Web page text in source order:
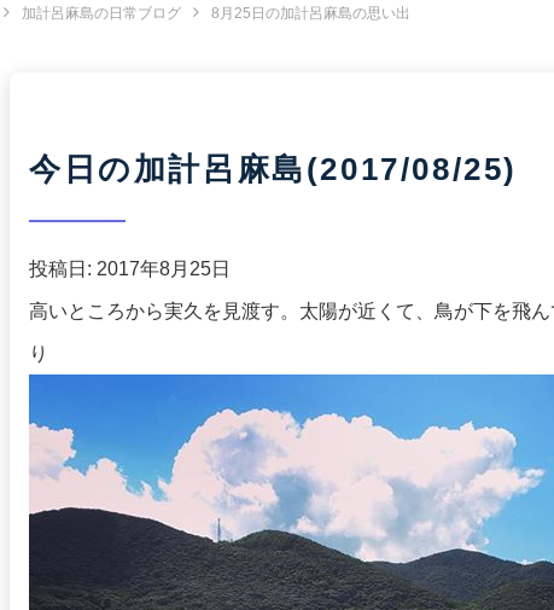
加計呂麻島の日常ブログ 8月25日の加計呂麻島の思い出
今日の加計呂麻島(2017/08/25)
投稿日: 2017年8月25日
高いところから実久を見渡す。太陽が近くて、鳥が下を飛
り